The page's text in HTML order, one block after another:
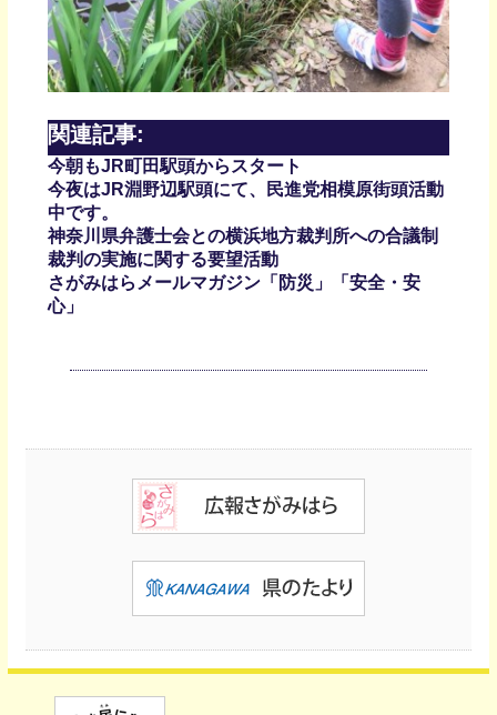
関連記事:
今朝もJR町田駅頭からスタート
今夜はJR淵野辺駅頭にて、民進党相模原街頭活動
中です。
神奈川県弁護士会との横浜地方裁判所への合議制
裁判の実施に関する要望活動
さがみはらメールマガジン「防災」「安全・安
心」